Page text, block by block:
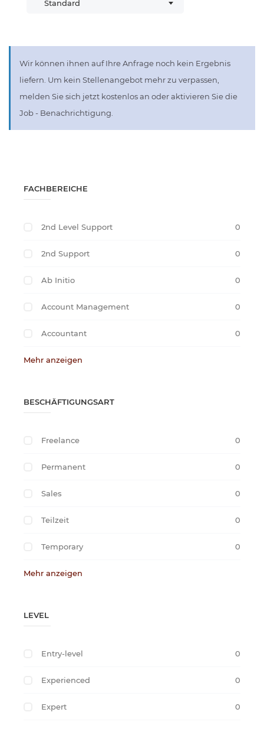
Standard
Wir können ihnen auf Ihre Anfrage noch kein Ergebnis
liefern. Um kein Stellenangebot mehr zu verpassen,
melden Sie sich jetzt kostenlos an oder aktivieren Sie die
Job - Benachrichtigung.
FACHBEREICHE
2nd Level Support 0
2nd Support 0
Ab Initio 0
Account Management 0
Accountant 0
Mehr anzeigen
BESCHÄFTIGUNGSART
Freelance 0
Permanent 0
Sales 0
Teilzeit 0
Temporary 0
Mehr anzeigen
LEVEL
Entry-level 0
Experienced 0
Expert 0